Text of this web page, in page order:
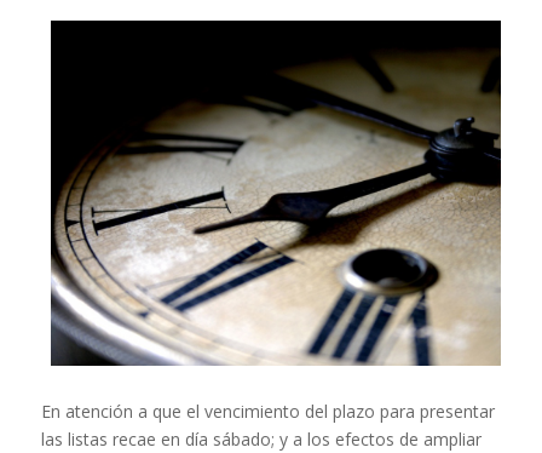
En atención a que el vencimiento del plazo para presentar
las listas recae en día sábado; y a los efectos de ampliar